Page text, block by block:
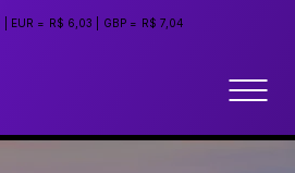
EUR = R$ 6,03 GBP = R$ 7,04